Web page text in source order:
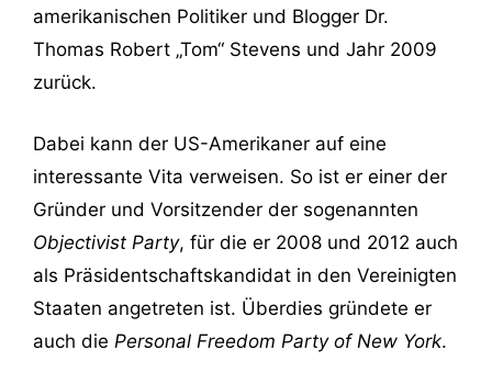
amerikanischen Politiker und Blogger Dr.
Thomas Robert „Tom“ Stevens und Jahr 2009
zurück.
Dabei kann der US-Amerikaner auf eine
interessante Vita verweisen. So ist er einer der
Gründer und Vorsitzender der sogenannten
Objectivist Party, für die er 2008 und 2012 auch
als Präsidentschaftskandidat in den Vereinigten
Staaten angetreten ist. Überdies gründete er
auch die Personal Freedom Party of New York.